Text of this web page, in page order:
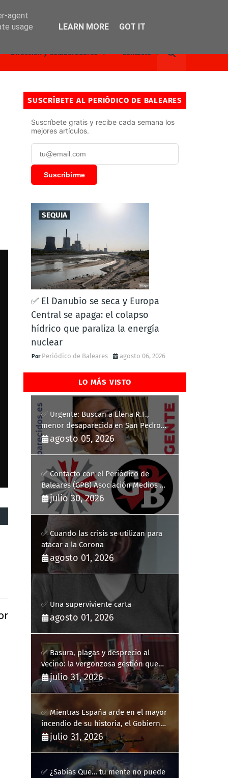
Dirección y Colaboradores Contacto
SUSCRÍBETE AL PERIÓDICO DE BALEARES
Suscríbete gratis y recibe cada semana los
mejores artículos.
Suscribirme
SEQUIA
✅ El Danubio se seca y Europa
Central se apaga: el colapso
hídrico que paraliza la energía
nuclear
Periódico de Baleares agosto 06, 2026
LO MÁS VISTO
✅ Urgente: Buscan a Elena R.F.,
menor desaparecida en San Pedro
del Pinatar
agosto 05, 2026
✅ Contacto con el Periódico de
Baleares (GPB) Asociación Medios de
Comunicación Digitales
julio 30, 2026
✅ Cuando las crisis se utilizan para
atacar a la Corona
agosto 01, 2026
✅ Una superviviente carta
agosto 01, 2026
✅ Basura, plagas y desprecio al
vecino: la vergonzosa gestión que
ha hecho estallar a Llucmajor
julio 31, 2026
✅ Mientras España arde en el mayor
incendio de su historia, el Gobierno
bloquea siete hidroaviones por
"ahorrarse" dinero
julio 31, 2026
✅ ¿Sabías Que… tu mente no puede
agent
usage
LEARN MORE GOT IT